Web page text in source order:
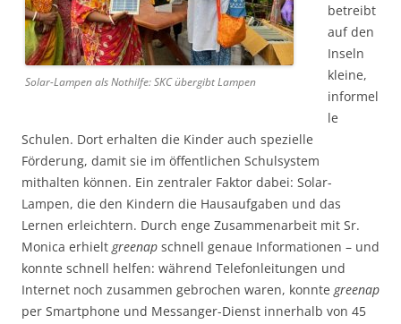
Solar-Lampen als Nothilfe: SKC übergibt Lampen
betreibt
auf den
Inseln
kleine,
informel
le
Schulen. Dort erhalten die Kinder auch spezielle
Förderung, damit sie im öffentlichen Schulsystem
mithalten können. Ein zentraler Faktor dabei: Solar-
Lampen, die den Kindern die Hausaufgaben und das
Lernen erleichtern. Durch enge Zusammenarbeit mit Sr.
Monica er­hielt greenap schnell genaue Informationen – und
konnte schnell helfen: während Telefon­leitungen und
Internet noch zusammen gebrochen waren, konnte greenap
per Smart­phone und Messanger-Dienst innerhalb von 45